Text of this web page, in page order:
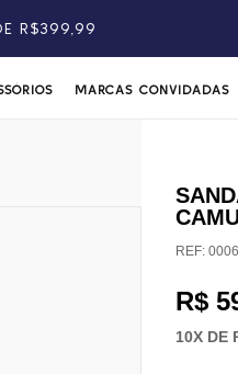
R$399,99
MARCAS CONVIDADAS
REF:
R$
10X DE